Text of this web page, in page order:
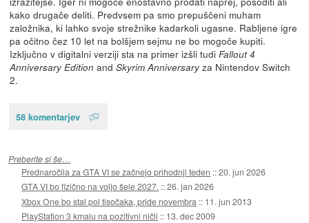
kako drugače deliti. Predvsem pa smo prepuščeni muham
založnika, ki lahko svoje strežnike kadarkoli ugasne. Rabljene igre
pa očitno čez 10 let na bolšjem sejmu ne bo mogoče kupiti.
Izključno v digitalni verziji sta na primer izšli tudi Fallout 4
Anniversary Edition and Skyrim Anniversaryza Nintendov Switch
2.
58 komentarjev
Preberite si še…
Prednaročila za GTA VI se začnejo prihodnji teden ::20. jun 2026
GTA VI bo fizično na voljo šele 2027. ::26. jan 2026
Xbox One bo stal pol tisočaka, pride novembra :: 11. jun 2013
PlayStation 3 kmalu na pozitivni ničli :: 13. dec 2009